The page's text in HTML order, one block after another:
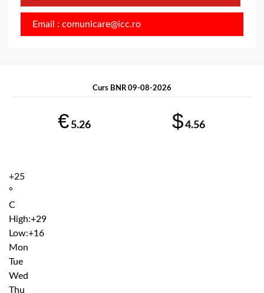
Email : comunicare@icc.ro
Curs BNR 09-08-2026
€ 5.26 $4.56
+25
°
C
High:+29
Low:+16
Mon
Tue
Wed
Thu